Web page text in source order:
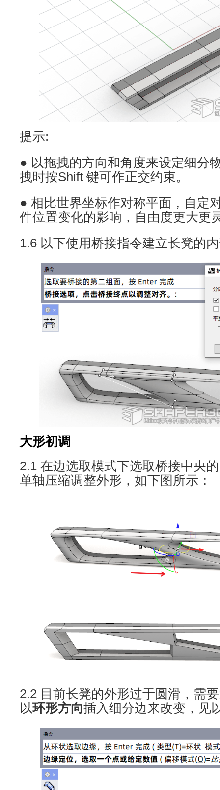
提示:
● 以拖拽的方向和角度来设定细分
拽时按Shift 键可作正交约束。
● 相比世界坐标作对称平面，自定
件位置变化的影响，自由度更大更
1.6 以下使用桥接指令建立长凳的
大形初调
2.1 在边选取模式下选取桥接中央
单轴压缩调整外形，如下图所示：
2.2 目前长凳的外形过于圆滑，需
以环形方向插入细分边来改变，见